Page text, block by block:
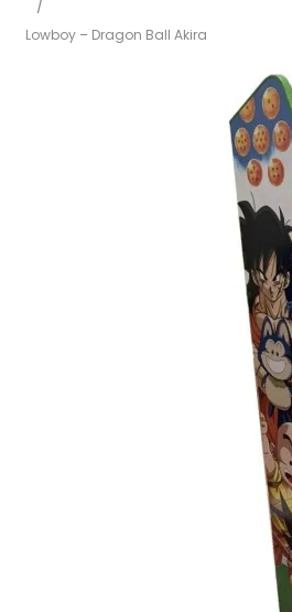
/
Lowboy – Dragon Ball Akira